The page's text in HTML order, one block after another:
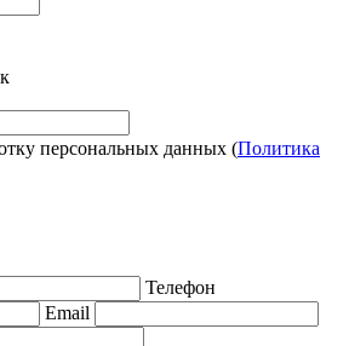
персональных данных (Политика
Телефон
Email